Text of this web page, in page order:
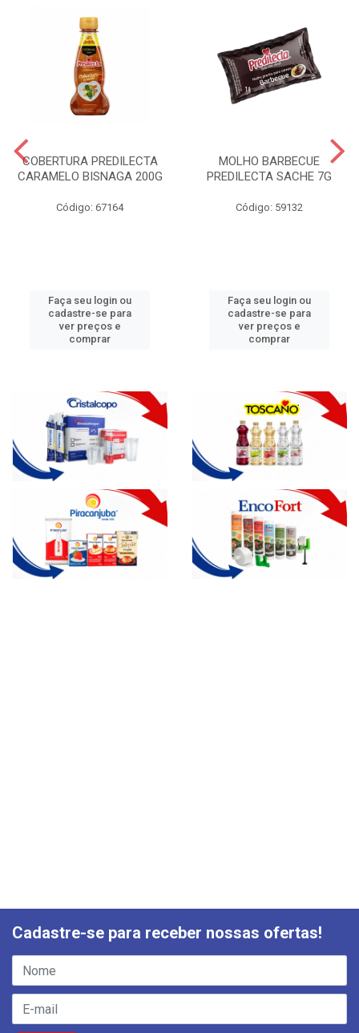
COBERTURA PREDILECTA
CARAMELO BISNAGA 200G
Código: 67164
Faça seu login ou
cadastre-se para
ver preços e
comprar
MOLHO BARBECUE
PREDILECTA SACHE 7G
Código: 59132
Faça seu login ou
cadastre-se para
ver preços e
comprar
Cadastre-se para receber nossas ofertas!